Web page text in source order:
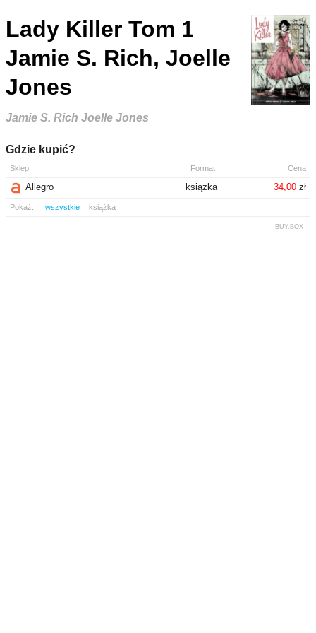
Lady Killer Tom 1
Jamie S. Rich, Joelle
Jones
Jamie S. Rich Joelle Jones
Gdzie kupić?
Sklep Format Cena
Allegro książka 34,00 zł
Pokaż: wszystkie książka
BUY.BOX